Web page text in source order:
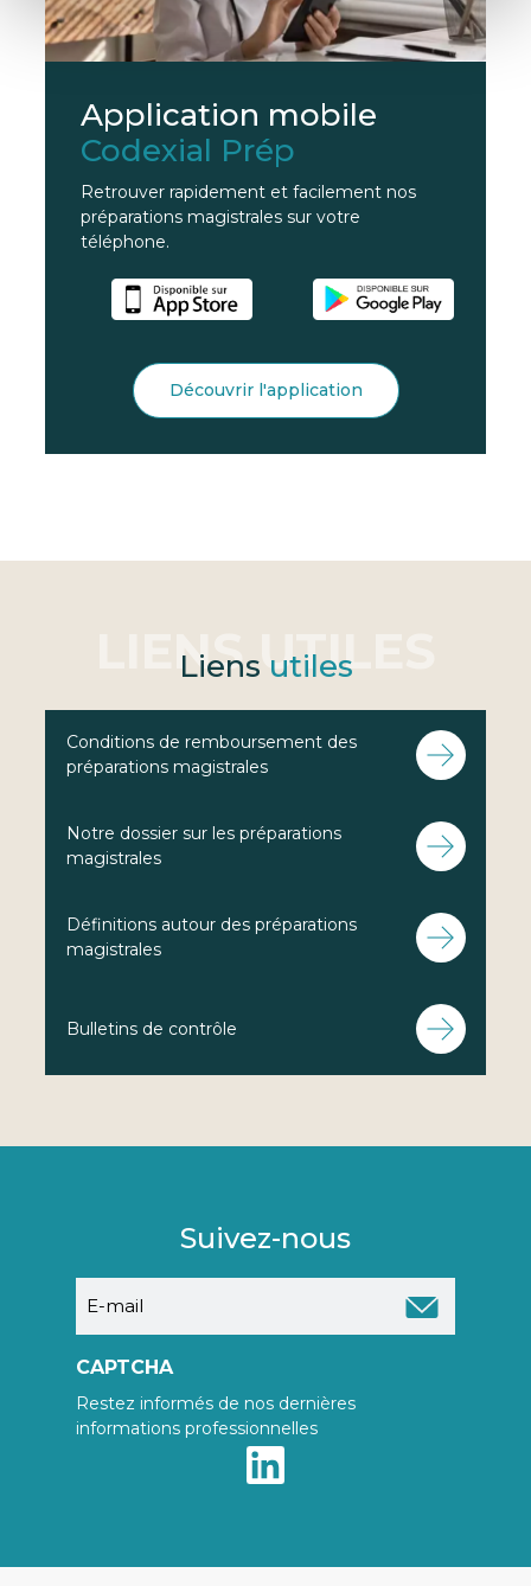
Application mobile
Codexial Prép
Retrouver rapidement et facilement nos
préparations magistrales sur votre
téléphone.
Découvrir l'application
Liens utiles
Conditions de remboursement des
préparations magistrales
Notre dossier sur les préparations
magistrales
Définitions autour des préparations
magistrales
Bulletins de contrôle
Suivez-nous
mail
CAPTCHA
Restez informés de nos dernières
informations professionnelles